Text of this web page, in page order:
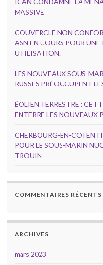
ICAN CONDAMNE LA
MASSIVE
COUVERCLE NON
ASN EN COURS POUR
UTILISATION.
LES NOUVEAUX SOUS-
RUSSES PRÉOCCUPENT
ÉOLIEN TERRESTRE :
ENTERRE LES NOUVEAUX
CHERBOURG-EN-
POUR LE SOUS-MARIN
TROUIN
COMMENTAIRES RÉCENTS
ARCHIVES
mars 2023